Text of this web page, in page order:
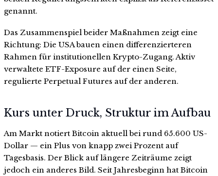
genannt.
Das Zusammenspiel beider Maßnahmen zeigt eine
Richtung: Die USA bauen einen differenzierteren
Rahmen für institutionellen Krypto-Zugang. Aktiv
verwaltete ETF-Exposure auf der einen Seite,
regulierte Perpetual Futures auf der anderen.
Kurs unter Druck, Struktur im Aufbau
Am Markt notiert Bitcoin aktuell bei rund 65.600 US-
Dollar — ein Plus von knapp zwei Prozent auf
Tagesbasis. Der Blick auf längere Zeiträume zeigt
jedoch ein anderes Bild. Seit Jahresbeginn hat Bitcoin